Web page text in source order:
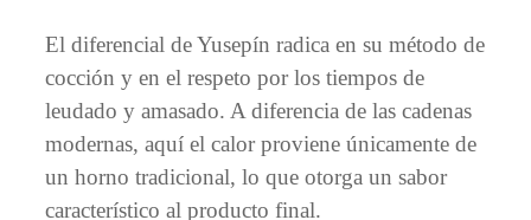
El diferencial de Yusepín radica en su método de
cocción y en el respeto por los tiempos de
leudado y amasado. A diferencia de las cadenas
modernas, aquí el calor proviene únicamente de
un horno tradicional, lo que otorga un sabor
característico al producto final.